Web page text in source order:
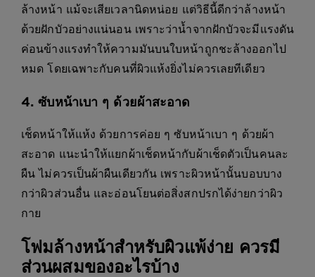
ล้างหน้า แม้จะเสียเวลานิดหน่อย แต่วิธีนี้ดีกว่าล้างหน้า
ด้วยฝักบัวอย่างแน่นอน เพราะว่าน้ำจากฝักบัวจะมีแรงดัน
ค่อนข้างแรงทำให้ความมันบนใบหน้าถูกชะล้างออกไป
หมด โดยเฉพาะกับคนที่ผิวแห้งยิ่งไม่ควรเลยทีเดียว
4. ซับหน้าเบา ๆ ด้วยผ้าสะอาด
เช็ดหน้าให้แห้ง ด้วยการค่อย ๆ ซับหน้าเบา ๆ ด้วยผ้า
สะอาด แนะนำให้แยกผ้าเช็ดหน้ากับผ้าเช็ดตัวเป็นคนละ
ผืน ไม่ควรเป็นผ้าผืนเดียวกัน เพราะผิวหน้านั้นบอบบาง
กว่าผิวส่วนอื่น และอ่อนโยนต่อสิ่งสกปรกได้ง่ายกว่าผิว
กาย
โฟมล้างหน้าสำหรับผิวแพ้ง่าย ควรมี
ส่วนผสมของอะไรบ้าง